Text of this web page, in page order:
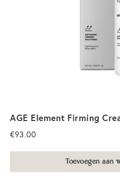
AGE Element Firming
€93.00
Toevoegen aan